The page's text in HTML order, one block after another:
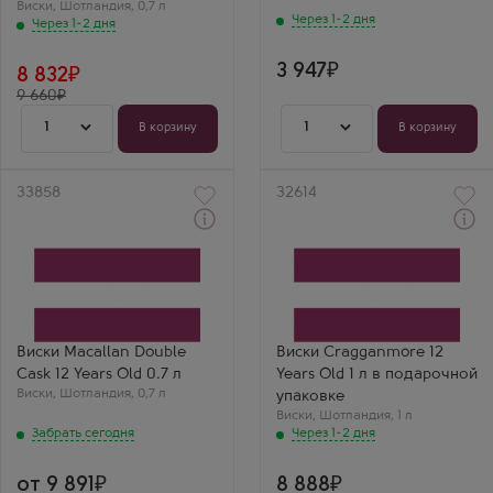
Виски, Шотландия, 0,7 л
Через 1-2 дня
8 832
9 660
1
В корзину
Через 1-2 дня
3 947
1 В корзину
Артикул
33858
Виски Macallan Double
Cask 12 Years Old 0.7 л
Виски, Шотландия, 0,7 л
Забрать сегодня
Лет
12 лет
от 9 891
Артикул
32614
Виски Cragganmore 12
Years Old 1 л в подарочной
упаковке
Виски, Шотландия,
1 л
Через 1-2 дня
подарочной коробке
12 лет
8 888